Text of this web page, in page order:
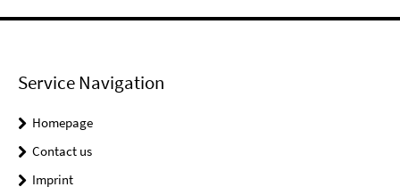
Service Navigation
Homepage
Contact us
Imprint